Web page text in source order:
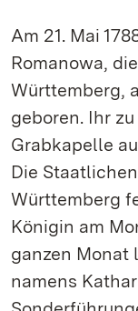
Am 21. Mai
Romanowa,
Württemberg,
geboren. Ihr
Grabkapelle
Die
Württemberg
Königin am
ganzen Monat
namens